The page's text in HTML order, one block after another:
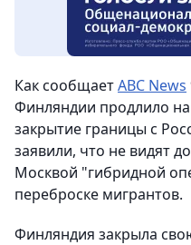
Как сообщаетABC News
Финляндии продлило
закрытие границы с
заявили, что не видят
Москвой "гибридной
переброске мигрантов.
Финляндия закрыла